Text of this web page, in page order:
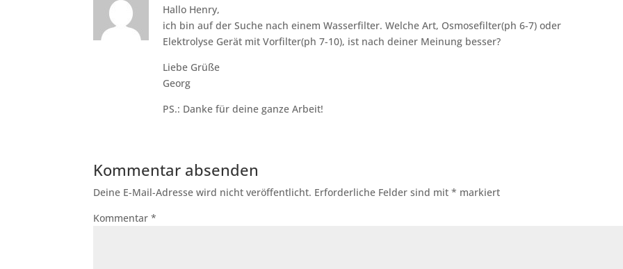
Hallo Henry,
ich bin auf der Suche nach einem Wasserfilter. Welche Art, Osmosefilter(ph 6-7) oder
Elektrolyse Gerät mit Vorfilter(ph 7-10), ist nach deiner Meinung besser?
Liebe Grüße
Georg
PS.: Danke für deine ganze Arbeit!
Kommentar absenden
Deine E-Mail-Adresse wird nicht veröffentlicht. Erforderliche Felder sind mit* markiert
Kommentar*